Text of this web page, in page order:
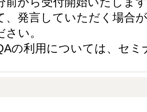
、発言していただく場合
い。
の利用については、セ